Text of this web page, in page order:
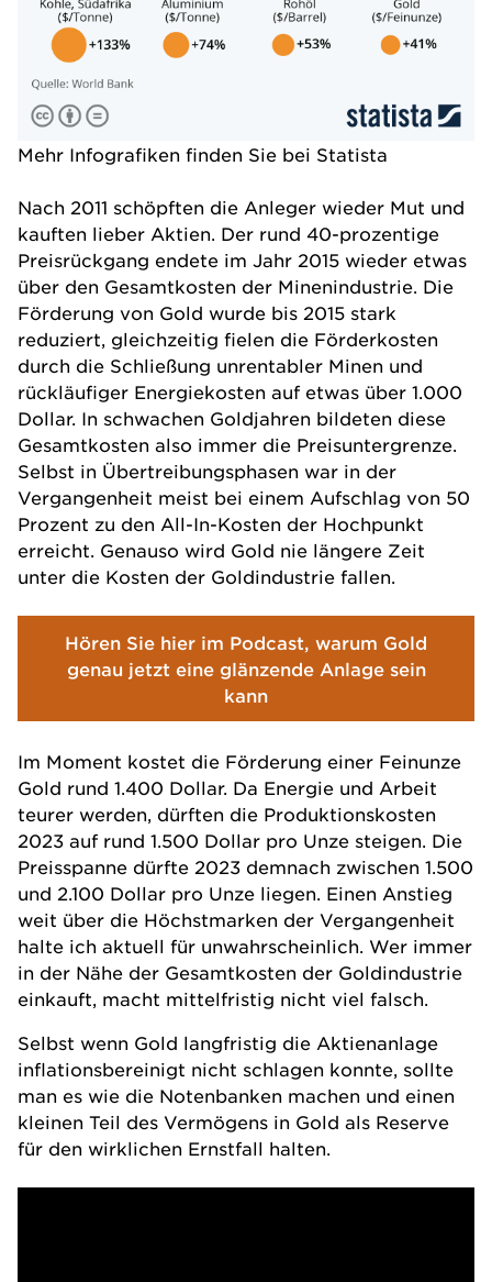
Mehr Infografiken finden Sie bei Statista
Nach 2011 schöpften die Anleger wieder Mut und
kauften lieber Aktien. Der rund 40-prozentige
Preisrückgang endete im Jahr 2015 wieder etwas
über den Gesamtkosten der Minenindustrie. Die
Förderung von Gold wurde bis 2015 stark
reduziert, gleichzeitig fielen die Förderkosten
durch die Schließung unrentabler Minen und
rückläufiger Energiekosten auf etwas über 1.000
Dollar. In schwachen Goldjahren bildeten diese
Gesamtkosten also immer die Preisuntergrenze.
Selbst in Übertreibungsphasen war in der
Vergangenheit meist bei einem Aufschlag von 50
Prozent zu den All-In-Kosten der Hochpunkt
erreicht. Genauso wird Gold nie längere Zeit
unter die Kosten der Goldindustrie fallen.
Hören Sie hier im Podcast, warum Gold
genau jetzt eine glänzende Anlage sein
kann
Im Moment kostet die Förderung einer Feinunze
Gold rund 1.400 Dollar. Da Energie und Arbeit
teurer werden, dürften die Produktionskosten
2023 auf rund 1.500 Dollar pro Unze steigen. Die
Preisspanne dürfte 2023 demnach zwischen 1.500
und 2.100 Dollar pro Unze liegen. Einen Anstieg
weit über die Höchstmarken der Vergangenheit
halte ich aktuell für unwahrscheinlich. Wer immer
in der Nähe der Gesamtkosten der Goldindustrie
einkauft, macht mittelfristig nicht viel falsch.
Selbst wenn Gold langfristig die Aktienanlage
inflationsbereinigt nicht schlagen konnte, sollte
man es wie die Notenbanken machen und einen
kleinen Teil des Vermögens in Gold als Reserve
für den wirklichen Ernstfall halten.